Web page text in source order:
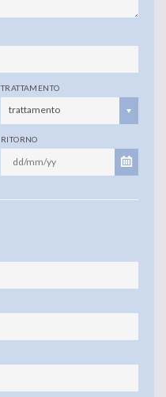
TRATTAMENTO
trattamento
RITORNO